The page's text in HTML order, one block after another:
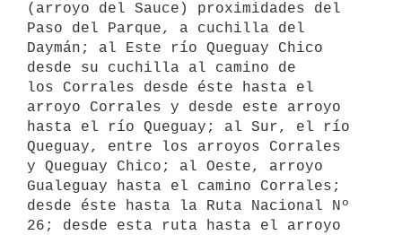
(arroyo del Sauce) proximidades del
Paso del Parque, a cuchilla del
Daymán; al Este río Queguay Chico
desde su cuchilla al camino de
los Corrales desde éste hasta el
arroyo Corrales y desde este arroyo
hasta el río Queguay; al Sur, el río
Queguay, entre los arroyos Corrales
y Queguay Chico; al Oeste, arroyo
Gualeguay hasta el camino Corrales;
desde éste hasta la Ruta Nacional Nº
26; desde esta ruta hasta el arroyo